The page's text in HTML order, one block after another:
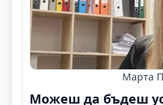
Марта
Можеш да бъдеш